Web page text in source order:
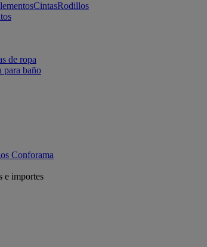
CintasRodillos
de ropa
para baño
Conforama
e importes